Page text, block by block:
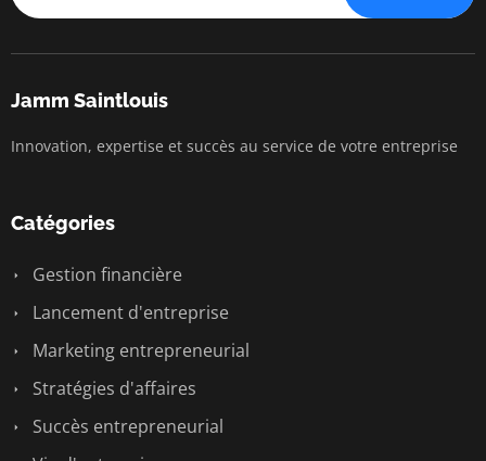
Jamm Saintlouis
Innovation, expertise et succès au service de votre entreprise
Catégories
Gestion financière
Lancement d'entreprise
Marketing entrepreneurial
Stratégies d'affaires
Succès entrepreneurial